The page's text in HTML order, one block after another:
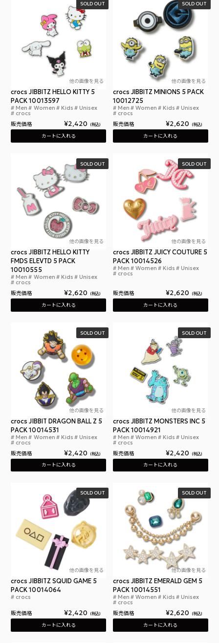
他の画像を見る
クロックス ジビッツ ハローキティ アンド フレンズ
crocs JIBBITZ HELLO KITTY 5
PACK 10013597
Men Women Kids Unisex
crocs
販売価格 ¥2,420 税込
SOLD OUT
カートに入れる
他の画像を見る
crocs JIBBITZ MINIONS 5 PACK
10012725
Men Women Kids Unisex
crocs
販売価格 ¥2,620 税込
SOLD OUT
カートに入れる
他の画像を見る
crocs JIBBITZ HELLO KITTY
FMDS ELEVTD 5 PACK
10010555
Men Women Kids Unisex
crocs
販売価格 ¥2,620 税込
SOLD OUT
カートに入れる
他の画像を見る
crocs JIBBITZ JUICY COUTURE 5
PACK 10014526
Men Women Kids Unisex
crocs
販売価格 ¥2,620 税込
SOLD OUT
カートに入れる
他の画像を見る
クロックス ジビッツ ドラゴンボール Z 5 パック
crocs JIBBIT DRAGON BALL Z 5
PACK 10014531
Men Women Kids Unisex
crocs
販売価格 ¥2,420 税込
SOLD OUT
カートに入れる
他の画像を見る
crocs JIBBITZ MONSTERS INC 5
PACK 10014921
Men Women Kids Unisex
crocs
販売価格 ¥2,420 税込
SOLD OUT
カートに入れる
他の画像を見る
クロックス ジビッツ チャーム イカゲーム 2 アク
crocs JIBBITZ SQUID GAME 5
PACK 10014064
crocs
販売価格 ¥2,420 税込
SOLD OUT
カートに入れる
他の画像を見る
crocs JIBBITZ EMERALD GEM 5
PACK 10014551
Men Women Kids Unisex
crocs
販売価格 ¥2,620 税込
SOLD OUT
カートに入れる